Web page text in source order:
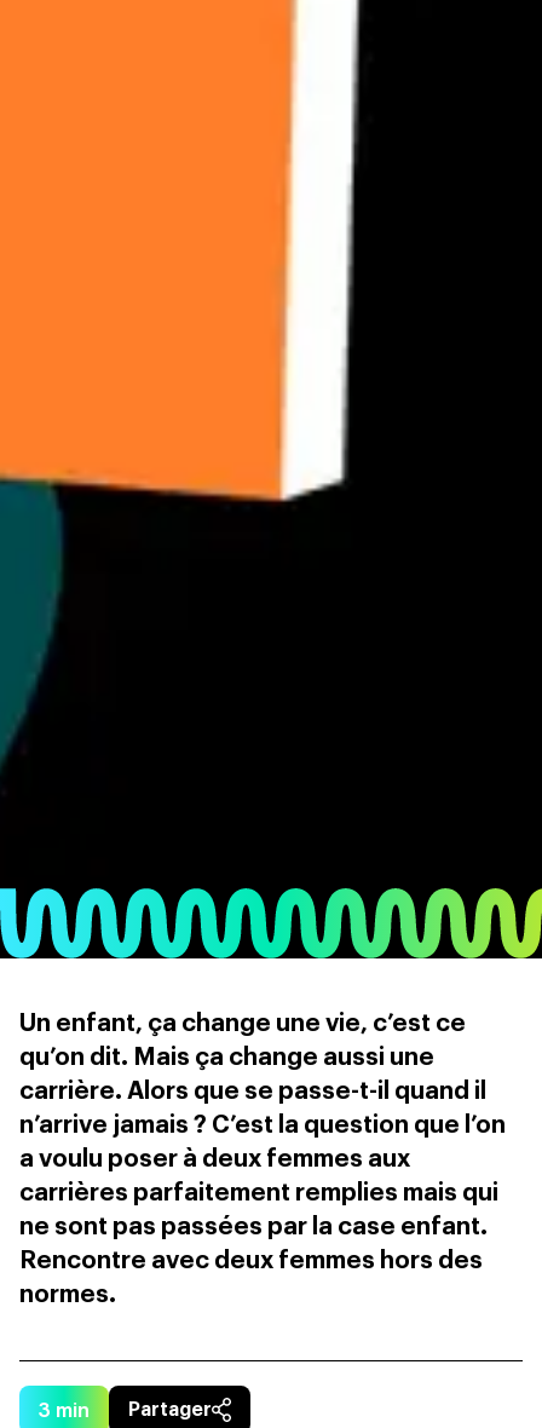
Un enfant, ça change une vie, c’est ce
qu’on dit. Mais ça change aussi une
carrière. Alors que se passe-t-il quand il
n’arrive jamais ? C’est la question que l’on
a voulu poser à deux femmes aux
carrières parfaitement remplies mais qui
ne sont pas passées par la case enfant.
Rencontre avec deux femmes hors des
normes.
3 min Partager